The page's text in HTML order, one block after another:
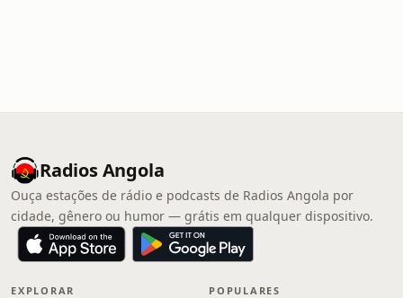
Radios Angola
Ouça estações de rádio e podcasts de Radios Angola por
cidade, gênero ou humor — grátis em qualquer dispositivo.
EXPLORAR POPULARES